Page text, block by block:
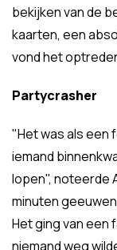
bekijken van de
kaarten, een
vond het
Partycrasher
"Het was als een
iemand
lopen", noteerde
minuten
Het ging van een
niemand weg